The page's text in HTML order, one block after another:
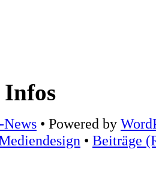
News • Powered by
• Beiträge